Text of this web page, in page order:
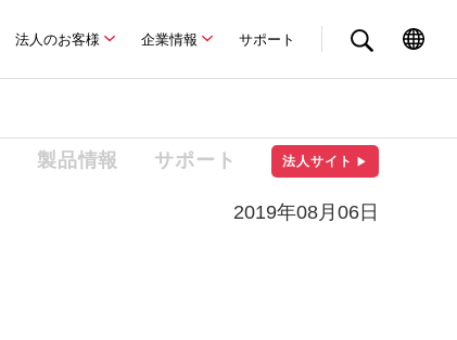
法人のお客様 企業情報 サポート
製品情報 サポート 法人サイト ▶
2019年08月06日